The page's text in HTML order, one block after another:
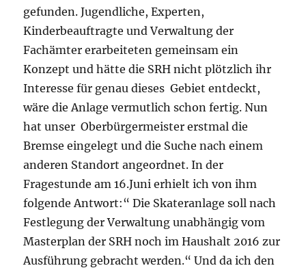
gefunden. Jugendliche, Experten,
Kinderbeauftragte und Verwaltung der
Fachämter erarbeiteten gemeinsam ein
Konzept und hätte die SRH nicht plötzlich ihr
Interesse für genau dieses Gebiet entdeckt,
wäre die Anlage vermutlich schon fertig. Nun
hat unser Oberbürgermeister erstmal die
Bremse eingelegt und die Suche nach einem
anderen Standort angeordnet. In der
Fragestunde am 16.Juni erhielt ich von ihm
folgende Antwort:“ Die Skateranlage soll nach
Festlegung der Verwaltung unabhängig vom
Masterplan der SRH noch im Haushalt 2016 zur
Ausführung gebracht werden.“ Und da ich den